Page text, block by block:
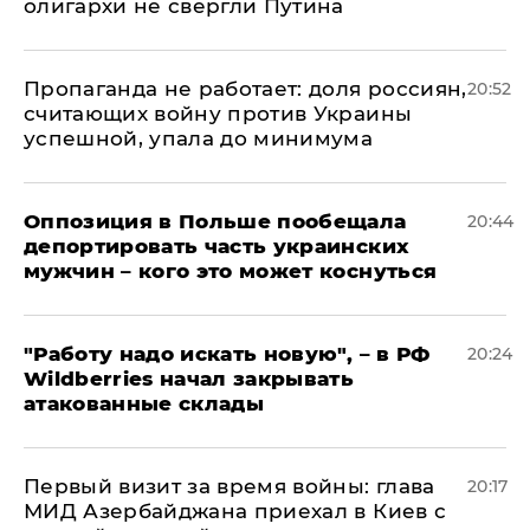
олигархи не свергли Путина
​Пропаганда не работает: доля россиян,
считающих войну против Украины
успешной, упала до минимума
20:52
Оппозиция в Польше пообещала
депортировать часть украинских
мужчин – кого это может коснуться
20:44
"Работу надо искать новую", – в РФ
Wildberries начал закрывать
атакованные склады
20:24
Первый визит за время войны: глава
МИД Азербайджана приехал в Киев с
20:17